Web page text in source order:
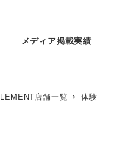
メディア掲載実績
店舗一覧 体験